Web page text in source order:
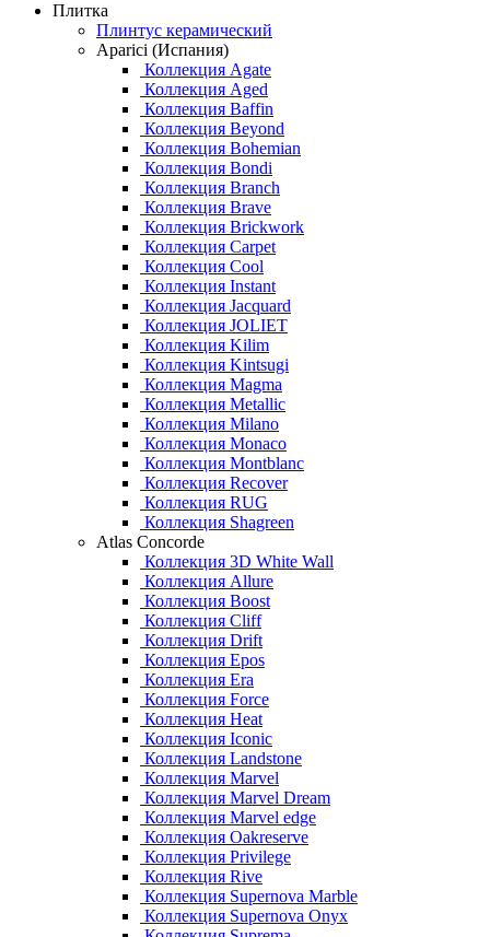
Плитка
Плинтус керамический
Aparici (Испания)
Коллекция Agate
Коллекция Aged
Коллекция Baffin
Коллекция Beyond
Коллекция Bohemian
Коллекция Bondi
Коллекция Branch
Коллекция Brave
Коллекция Brickwork
Коллекция Carpet
Коллекция Cool
Коллекция Instant
Коллекция Jacquard
Коллекция JOLIET
Коллекция Kilim
Коллекция Kintsugi
Коллекция Magma
Коллекция Metallic
Коллекция Milano
Коллекция Monaco
Коллекция Montblanc
Коллекция Recover
Коллекция RUG
Коллекция Shagreen
Atlas Concorde
Коллекция 3D White Wall
Коллекция Allure
Коллекция Boost
Коллекция Cliff
Коллекция Drift
Коллекция Epos
Коллекция Era
Коллекция Force
Коллекция Heat
Коллекция Iconic
Коллекция Landstone
Коллекция Marvel
Коллекция Marvel Dream
Коллекция Marvel edge
Коллекция Oakreserve
Коллекция Privilege
Коллекция Rive
Коллекция Supernova Marble
Коллекция Supernova Onyx